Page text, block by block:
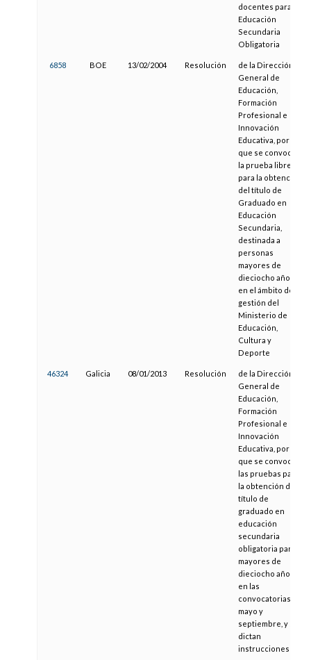
docentes para la
Educación
Secundaria
Obligatoria
6858 BOE 13/02/2004 Resolución
de la Dirección
General de
Educación,
Formación
Profesional e
Innovación
Educativa, por la
que se convoca
la prueba libre
para la obtención
del título de
Graduado en
Educación
Secundaria,
destinada a
personas
mayores de
dieciocho años,
en el ámbito de
gestión del
Ministerio de
Educación,
Cultura y
Deporte
46324 Galicia 08/01/2013 Resolución
de la Dirección
General de
Educación,
Formación
Profesional e
Innovación
Educativa, por la
que se convocan
las pruebas para
la obtención del
título de
graduado en
educación
secundaria
obligatoria para
mayores de
dieciocho años
en las
convocatorias de
mayo y
septiembre, y se
dictan
instrucciones